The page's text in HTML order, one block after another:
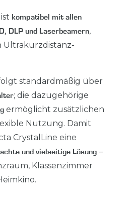
kompatibel mit allen
DLP und Laserbeamern,
Ultrakurzdistanz-
standardmäßig über
; die dazugehörige
ermöglicht zusätzlichen
Nutzung. Damit
CrystalLine eine
und vielseitige Lösung –
Klassenzimmer